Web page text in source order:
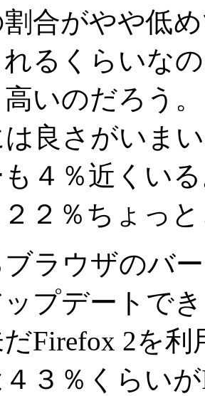
合がやや低
れるくらいな
いのだろう。
良さがいま
４％近くい
２％ちょっ
ラウザのバ
プデートで
だFirefox 2を
４３％くらい